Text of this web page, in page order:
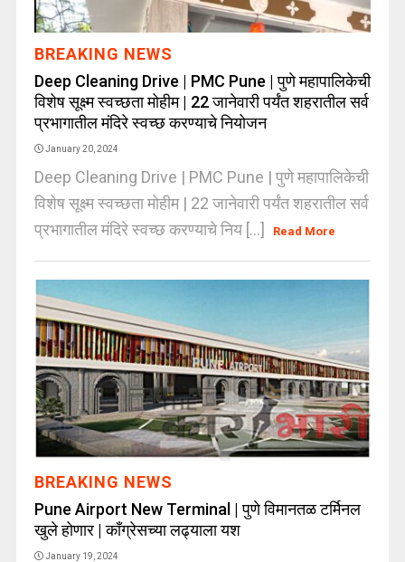
BREAKING NEWS
Deep Cleaning Drive | PMC Pune | पुणे महापालिकेची
विशेष सूक्ष्म स्वच्छता मोहीम | 22 जानेवारी पर्यंत शहरातील सर्व
प्रभागातील मंदिरे स्वच्छ करण्याचे नियोजन
January 20, 2024
Deep Cleaning Drive | PMC Pune | पुणे महापालिकेची
विशेष सूक्ष्म स्वच्छता मोहीम | 22 जानेवारी पर्यंत शहरातील सर्व
प्रभागातील मंदिरे स्वच्छ करण्याचे निय [...]
Read More
BREAKING NEWS
Pune Airport New Terminal | पुणे विमानतळ टर्मिनल
खुले होणार | काँग्रेसच्या लढ्याला यश
January 19, 2024